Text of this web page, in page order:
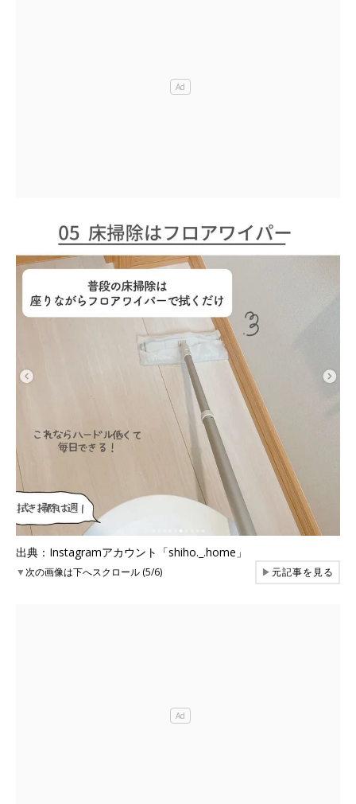
出典：Instagramアカウント「shiho._.home」
▼次の画像は下へスクロール (5/6) ▶元記事を見る